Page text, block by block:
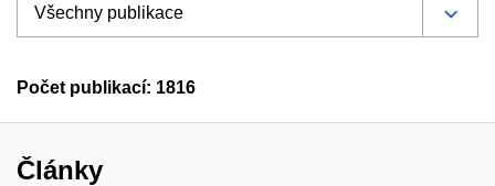
Počet publikací: 1816
Články